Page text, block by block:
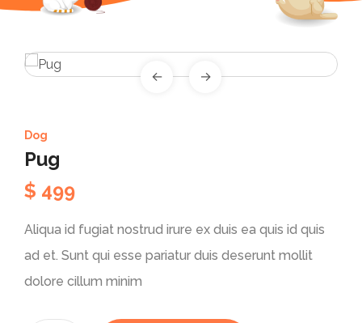
Dog
Pug
$ 499
Aliqua id fugiat nostrud irure ex duis ea quis id quis
ad et. Sunt qui esse pariatur duis deserunt mollit
dolore cillum minim